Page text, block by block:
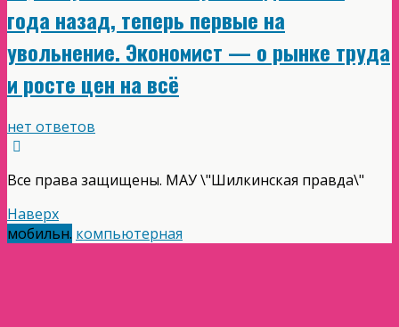
года назад, теперь первые на
увольнение. Экономист — о рынке труда
и росте цен на всё
нет ответов
Все права защищены. МАУ \"Шилкинская правда\"
Наверх
мобильн. компьютерная